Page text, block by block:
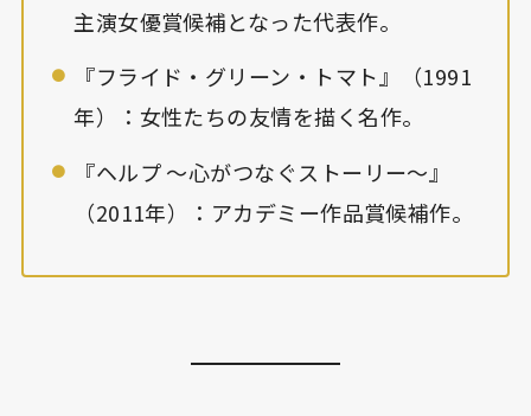
主演女優賞候補となった代表作。
『フライド・グリーン・トマト』（1991
年）：女性たちの友情を描く名作。
『ヘルプ 〜心がつなぐストーリー〜』
（2011年）：アカデミー作品賞候補作。